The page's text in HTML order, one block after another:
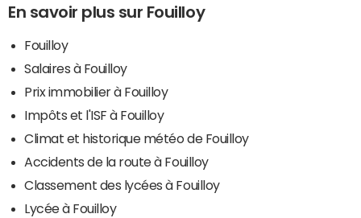
En savoir plus sur Fouilloy
Fouilloy
Salaires à Fouilloy
Prix immobilier à Fouilloy
Impôts et l'ISF à Fouilloy
Climat et historique météo de Fouilloy
Accidents de la route à Fouilloy
Classement des lycées à Fouilloy
Lycée à Fouilloy